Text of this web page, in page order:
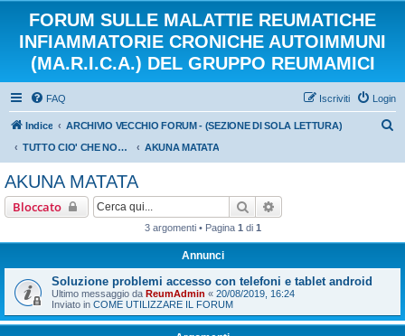
FORUM SULLE MALATTIE REUMATICHE
INFIAMMATORIE CRONICHE AUTOIMMUNI
(MA.R.I.C.A.) DEL GRUPPO REUMAMICI
FAQ Login
Iscriviti
Indice
ARCHIVIO VECCHIO FORUM - (SEZIONE DI SOLA LETTURA)
TUTTO CIO' CHE NON VOGLIAMO DIMENTICARE DEL NOSTRO CARO VECCHIO FORUM
AKUNA MATATA
AKUNA MATATA
Bloccato Cerca
3 argomenti • Pagina 1 di 1
Annunci
Soluzione problemi accesso con telefoni e tablet android
Ultimo messaggio da ReumAdmin « 20/08/2019, 16:24
Inviato in COME UTILIZZARE IL FORUM